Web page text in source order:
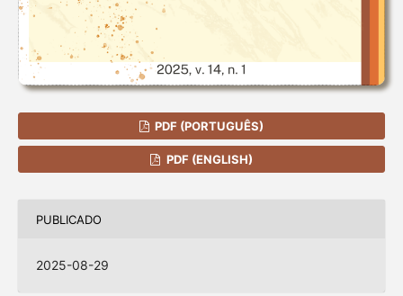
PDF (PORTUGUÊS)
PDF (ENGLISH)
PUBLICADO
2025-08-29